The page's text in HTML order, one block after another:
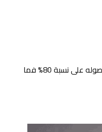
أجيزه بهذا الكتاب إجازة خاصة بشروطها المعتبرة عند أهلِ العلمِ، وقد أجزتُه بروايته وشرحه وتدريسه عنِّي، وأن يُجيز بهذا الكتاب من شاء من طلاب العلمِ، بعد اختبار الطالب، وحصوله على نسبة 80% فما